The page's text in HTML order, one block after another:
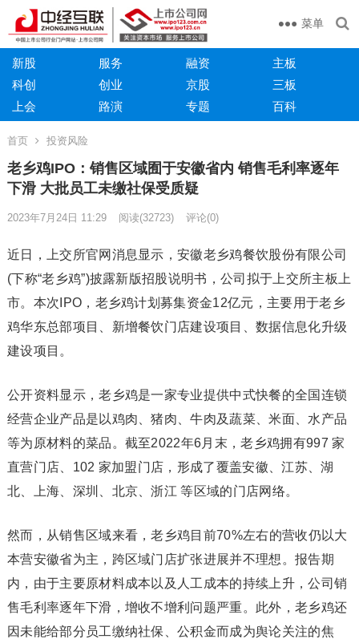
菜单
新股 服务 融资
主板
科创
创业 京股
三板
上会
路演 专题 百科
首页 投资风险
老乡鸡IPO：销售区域囿于安徽省内 销售毛利率逐年
下滑 大批员工未缴社保受质疑
2023年7月24日 11:29 阅读(32723) 评论(0)
近日，上交所官网消息显示，安徽老乡鸡餐饮股份有限公司
(下称“老乡鸡”)披露新版招股说明书，公司拟于上交所主板上
市。本次IPO，老乡鸡计划募集资金12亿元，主要用于老乡
鸡华东总部项目、新增餐饮门店建设项目、数据信息化升级
建设项目。
公开资料显示，老乡鸡是一家专业提供中式快餐的全国连锁
经营企业产品是以鸡肉、猪肉、牛肉及蔬菜、米面、水产品
等为原材料的菜品。截至2022年6月末，老乡鸡拥有997 家
直营门店、102 家加盟门店，形成了覆盖安徽、江苏、湖
北、上海、深圳、北京、浙江 等区域的门店网络。
然而，从销售区域来看，老乡鸡目前70%左右的营收仍以大
本营安徽省为主，跨区域门店扩张进展并不理想。报告期
内，由于主要原材料成本以及人工成本的持续上升，公司销
售毛利率逐年下滑，增收不增利问题严重。此外，老乡鸡还
因未能给部分员工缴纳社保、公积金而成为舆论关注的焦